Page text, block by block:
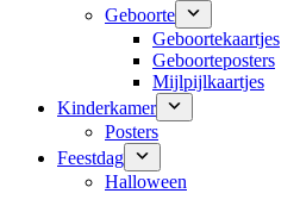
Geboorte
Geboortekaartjes
Geboorteposters
Mijlpijlkaartjes
Kinderkamer
Posters
Feestdag
Halloween